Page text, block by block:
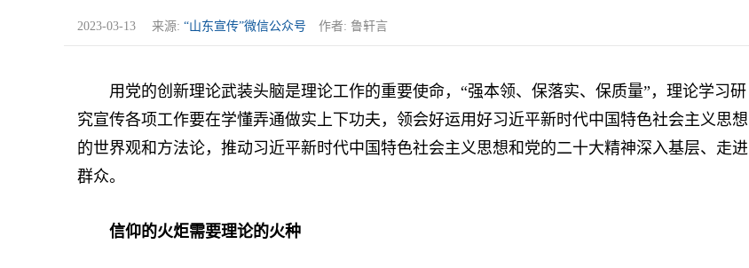
2023-03-13 来源: “山东宣传”微信公众号 作者: 鲁轩言
用党的创新理论武装头脑是理论工作的重要使命，“强本领、保落实、保质量”，理论学习研
究宣传各项工作要在学懂弄通做实上下功夫，领会好运用好习近平新时代中国特色社会主义思想
的世界观和方法论，推动习近平新时代中国特色社会主义思想和党的二十大精神深入基层、走进
群众。
信仰的火炬需要理论的火种